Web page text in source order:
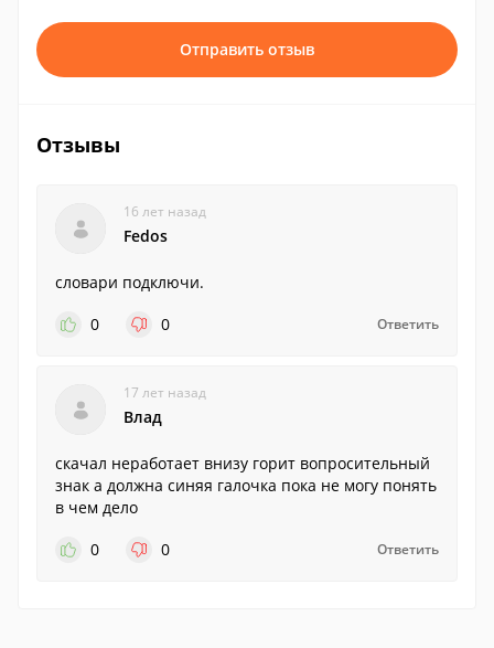
Отправить отзыв
Отзывы
16 лет назад
Fedos
словари подключи.
0
0 Ответить
17 лет назад
Влад
cкачал неработает внизу горит вопросительный
знак а должна синяя галочка пока не могу понять
в чем дело
0
0 Ответить